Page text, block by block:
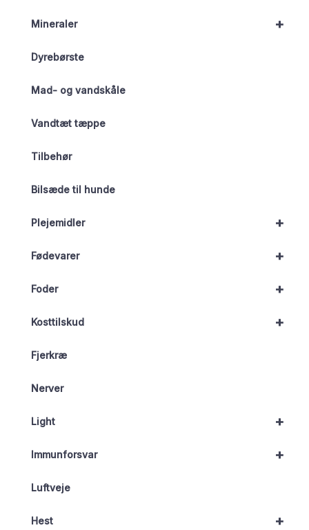
+
Mineraler
Dyrebørste
Mad- og vandskåle
Vandtæt tæppe
Tilbehør
Bilsæde til hunde
+
Plejemidler
+
Fødevarer
+
Foder
+
Kosttilskud
Fjerkræ
Nerver
+
Light
+
Immunforsvar
Luftveje
+
Hest